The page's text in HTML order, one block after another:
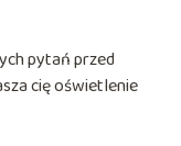
pytań przed
cię oświetlenie